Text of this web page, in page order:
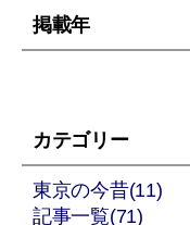
掲載年
カテゴリー
東京の今昔(11)
記事一覧(71)